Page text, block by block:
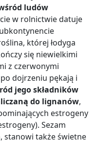
ludów
w rolnictwie datuje
której łodyga
się niewielkimi
z czerwonymi
dojrzeniu pękają i
jego składników
do lignanów,
estrogeny
Sezam
stanowi także świetne